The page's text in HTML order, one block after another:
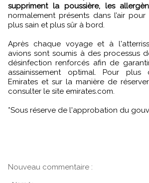
suppriment la poussière, les
normalement présents dans l’air
plus sain et plus sûr à bord.
Après chaque voyage et à
avions sont soumis à des processus
désinfection renforcés afin de
assainissement optimal. Pour plus
Emirates et sur la manière de
consulter le site emirates.com.
*Sous réserve de l'approbation du
Nouveau commentaire :